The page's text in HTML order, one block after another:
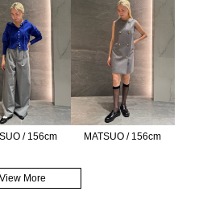
/ 156cm MATSUO / 156cm
View More